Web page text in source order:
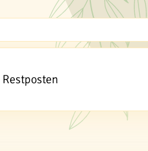
Restposten